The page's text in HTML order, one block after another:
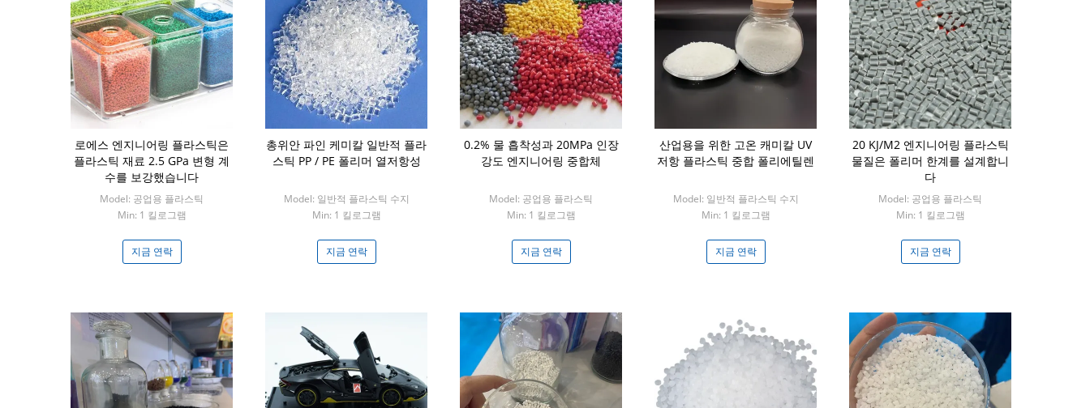
로에스 엔지니어링 플라스틱은
플라스틱 재료 2.5 GPa 변형 계
수를 보강했습니다
Model: 공업용 플라스틱
Min: 1 킬로그램
지금 연락
총위안 파인 케미칼 일반적 플라
스틱 PP / PE 폴리머 열저항성
Model: 일반적 플라스틱 수지
Min: 1 킬로그램
지금 연락
0.2% 물 흡착성과 20MPa 인장
강도 엔지니어링 중합체
Model: 공업용 플라스틱
Min: 1 킬로그램
지금 연락
산업용을 위한 고온 캐미칼 UV
저항 플라스틱 중합 폴리에틸렌
Model: 일반적 플라스틱 수지
Min: 1 킬로그램
지금 연락
20 KJ/M2 엔지니어링 플라스틱
물질은 폴리머 한계를 설계합니
다
Model: 공업용 플라스틱
Min: 1 킬로그램
지금 연락